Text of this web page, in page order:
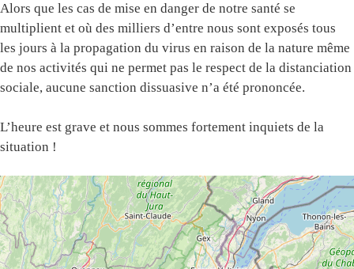
Alors que les cas de mise en danger de notre santé se
multiplient et où des milliers d’entre nous sont exposés tous
les jours à la propagation du virus en raison de la nature même
de nos activités qui ne permet pas le respect de la distanciation
sociale, aucune sanction dissuasive n’a été prononcée.
L’heure est grave et nous sommes fortement inquiets de la
situation !